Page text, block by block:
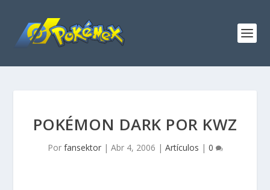
POKÉMON DARK POR KWZ
Por fansektor| Abr 4, 2006 | Artículos | 0